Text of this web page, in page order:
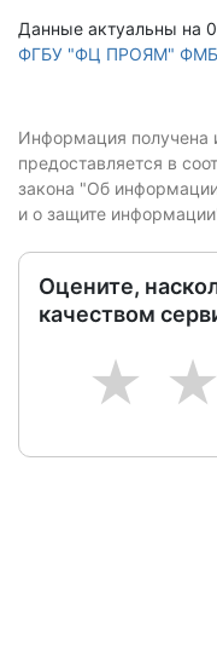
Данные актуальны на
ФГБУ "ФЦ ПРОЯМ"
Информация получена
предоставляется в
закона "Об
и о защите
Оцените,
качеством
2
1